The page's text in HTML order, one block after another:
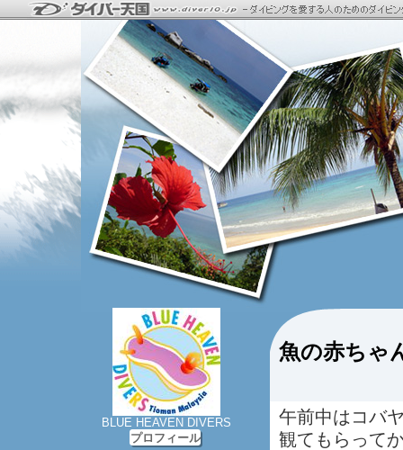
魚の赤ちゃ
午前中はコバ
観てもらって
BLUE HEAVEN DIVERS
プロフィール